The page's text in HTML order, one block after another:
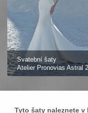
Svatební šaty
Atelier Pronovias Astral
Tyto šaty naleznete